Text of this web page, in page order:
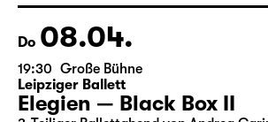
18:45 + 19:00 Einführung im Rangfoyer
Karten
Do 08.04.